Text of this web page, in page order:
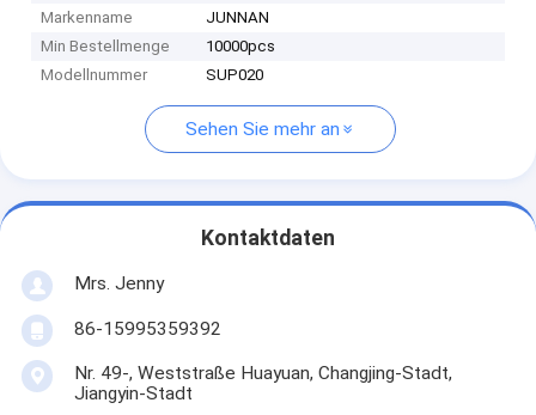
Markenname
JUNNAN
Min Bestellmenge
10000pcs
Modellnummer
SUP020
Sehen Sie mehr an
Kontaktdaten
Mrs. Jenny
86-15995359392
Nr. 49-, Weststraße Huayuan, Changjing-Stadt,
Jiangyin-Stadt